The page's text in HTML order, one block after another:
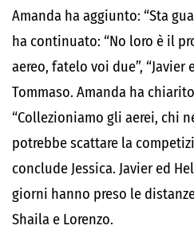
Amanda ha aggiunto: “Sta
ha continuato: “No loro è il
aereo, fatelo voi due”,
Tommaso. Amanda ha
“Collezioniamo gli aerei, chi
potrebbe scattare la
conclude Jessica. Javier ed
giorni hanno preso le
Shaila e Lorenzo.